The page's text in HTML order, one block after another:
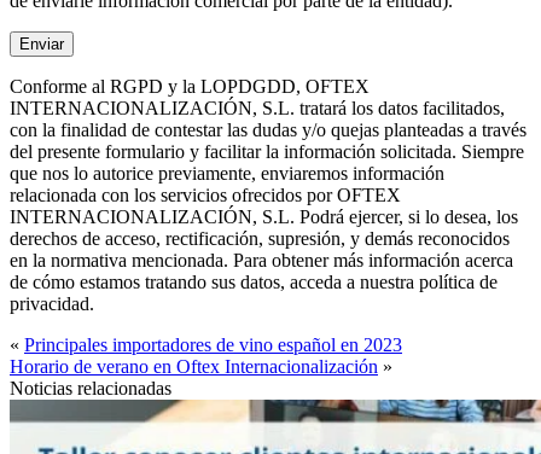
Conforme al RGPD y la LOPDGDD, OFTEX
INTERNACIONALIZACIÓN, S.L. tratará los datos facilitados,
con la finalidad de contestar las dudas y/o quejas planteadas a través
del presente formulario y facilitar la información solicitada. Siempre
que nos lo autorice previamente, enviaremos información
relacionada con los servicios ofrecidos por OFTEX
INTERNACIONALIZACIÓN, S.L. Podrá ejercer, si lo desea, los
derechos de acceso, rectificación, supresión, y demás reconocidos
en la normativa mencionada. Para obtener más información acerca
de cómo estamos tratando sus datos, acceda a nuestra política de
privacidad.
« Principales importadores de vino español en 2023
Horario de verano en Oftex Internacionalización »
Noticias relacionadas